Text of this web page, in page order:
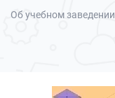
Об учебном заведении